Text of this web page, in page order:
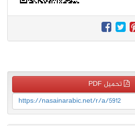
تحميل PDF
https://nasainarabic.net/r/a/5912